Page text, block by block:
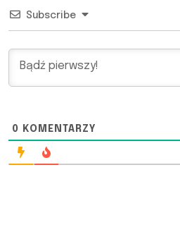
Subscribe
0 KOMENTARZY